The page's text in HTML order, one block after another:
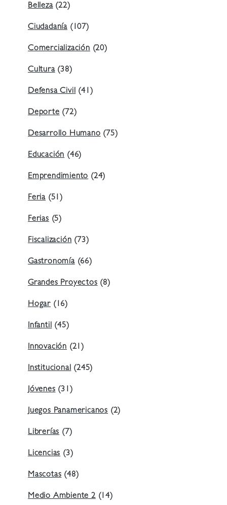
Belleza(22)
Ciudadanía (107)
Comercialización(20)
Cultura(38)
Defensa Civil(41)
Deporte(72)
Desarrollo Humano(75)
Educación(46)
Emprendimiento(24)
Feria (51)
Ferias(5)
Fiscalización(73)
Gastronomía(66)
Grandes Proyectos(8)
Hogar (16)
Infantil(45)
Innovación (21)
Institucional(245)
Jóvenes(31)
Juegos Panamericanos (2)
Librerías(7)
Licencias(3)
Mascotas(48)
Medio Ambiente 2(14)